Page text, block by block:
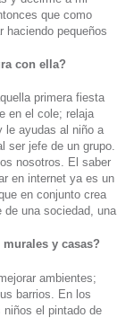
que como
haciendo pequeños
con ella?
primera fiesta
en el cole; relaja
le ayudas al niño a
ser jefe de un grupo.
nosotros. El saber
en internet ya es un
en conjunto crea
una sociedad, una
y casas?
ambientes;
barrios. En los
el pintado de